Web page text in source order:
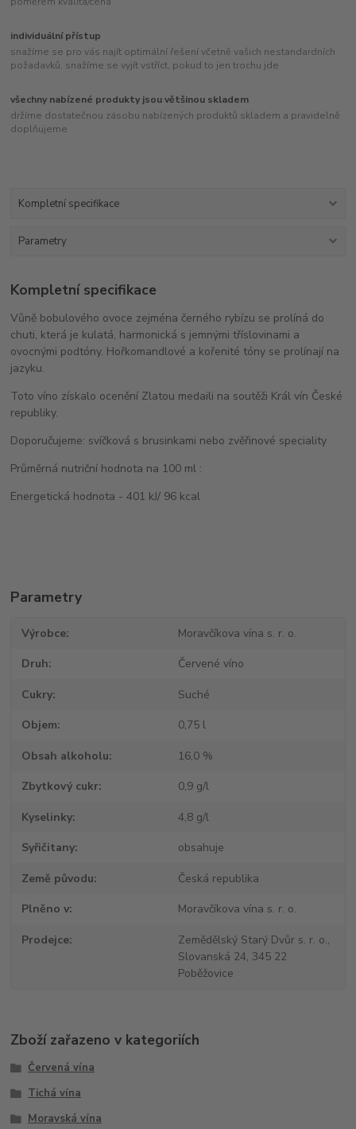
individuální přístup
snažíme se pro vás najít optimální řešení včetně vašich nestandardních
požadavků, snažíme se vyjít vstříct, pokud to jen trochu jde
všechny nabízené produkty jsou většinou skladem
držíme dostatečnou zásobu nabízených produktů skladem a pravidelně
doplňujeme
Kompletní specifikace
Parametry
Kompletní specifikace
Vůně bobulového ovoce zejména černého rybízu se prolíná do
chuti, která je kulatá, harmonická s jemnými tříslovinami a
ovocnými podtóny. Hořkomandlové a kořenité tóny se prolínají na
jazyku.
Toto víno získalo ocenění Zlatou medaili na soutěži Král vín České
republiky.
Doporučujeme: svíčková s brusinkami nebo zvěřinové speciality
Průměrná nutriční hodnota na 100 ml :
Energetická hodnota - 401 kJ/ 96 kcal
Parametry
Výrobce Moravčíkova vína s. r. o.
Druh Červené víno
Cukry Suché
Objem 0,75 l
Obsah alkoholu 16,0 %
Zbytkový cukr 0,9 g/l
Kyselinky 4,8 g/l
Syřičitany obsahuje
Země původu Česká republika
Plněno v Moravčíkova vína s. r. o.
Prodejce
Zemědělský Starý Dvůr s. r. o.,
Slovanská 24, 345 22
Poběžovice
Zboží zařazeno v kategoriích
Červená vína
Tichá vína
Moravská vína